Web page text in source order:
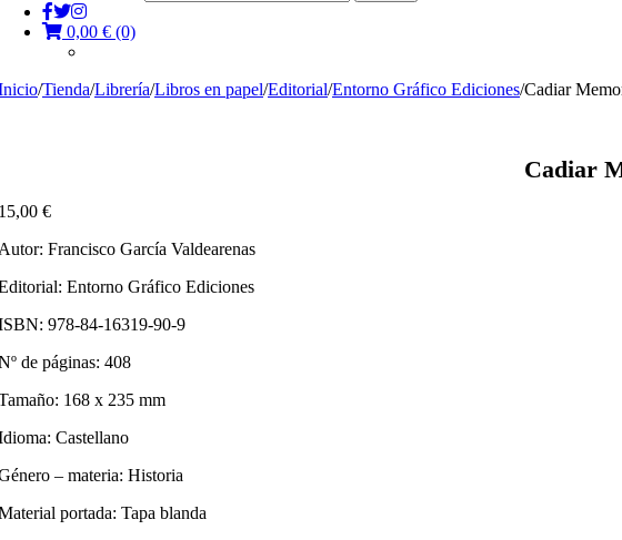
0,00 € (0)
/Tienda/Librería/Libros en papel/Editorial/Entorno Gráfico Ediciones/Cadiar
Cadiar
€
Francisco García Valdearenas
Entorno Gráfico Ediciones
978-84-16319-90-9
de páginas: 408
168 x 235 mm
Castellano
– materia: Historia
portada: Tapa blanda